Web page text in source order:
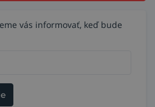
vás informovať, keď bude